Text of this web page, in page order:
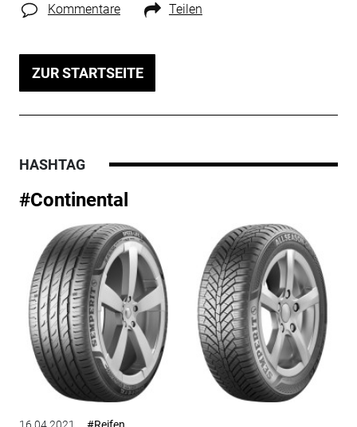
Kommentare Teilen
ZUR STARTSEITE
HASHTAG
#Continental
16.04.2021 #Reifen